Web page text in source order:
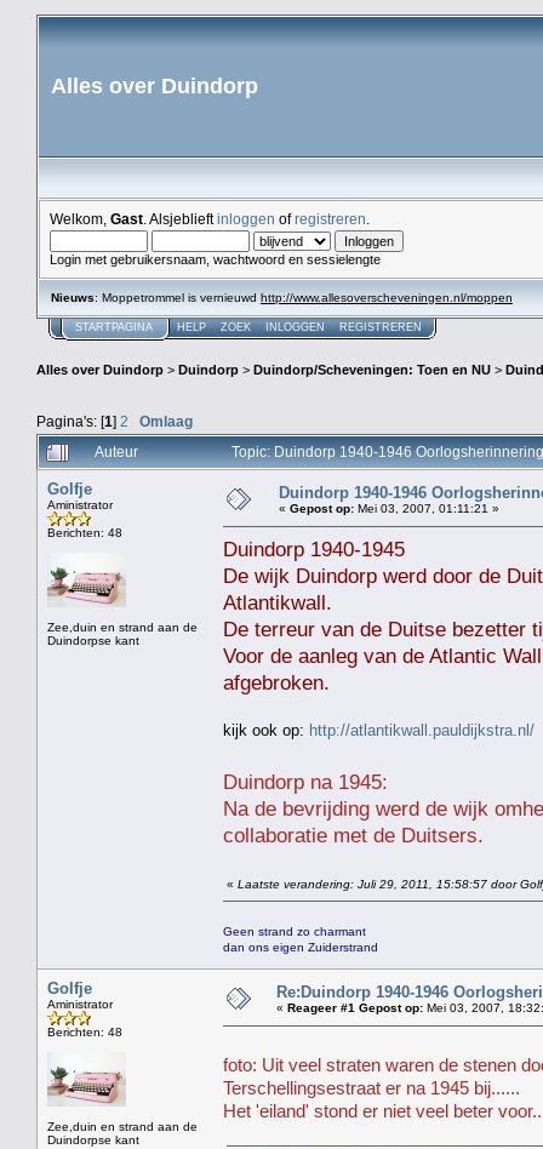
Alles over Duindorp
Welkom, Gast . Alsjeblieftinloggen ofregistreren
Login met gebruikersnaam, wachtwoord en sessielengte
Nieuws: Moppetrommel is vernieuwd http://www.allesoverscheveningen.nl/moppen
STARTPAGINA HELP ZOEK INLOGGEN REGISTREREN
Alles over Duindorp > Duindorp > Duindorp/Scheveningen: Toen en NU >
Pagina's: [1] 2
Omlaag
Auteur
Topic: Duindorp 1940-1946
Golfje
Aministrator
Berichten: 48
Zee,duin en strand aan de
Duindorpse kant
Duindorp 1940-1946
« Gepost op: Mei 03, 2007, 01:11:21 »
Duindorp 1940-1945
De wijk Duindorp werd door de
Atlantikwall.
De terreur van de Duitse bezetter
Voor de aanleg van de Atlantic
afgebroken.
kijk ook op: http://atlantikwall.pauldijkstra.nl/
Duindorp na 1945:
Na de bevrijding werd de wijk
collaboratie met de Duitsers.
« Laatste verandering: Juli 29, 2011, 15:58:57 door
Geen strand zo charmant
dan ons eigen Zuiderstrand
Golfje
Aministrator
Berichten: 48
Zee,duin en strand aan de
Duindorpse kant
Re:Duindorp 1940-1946
« Reageer #1 Gepost op: Mei 03, 2007,
foto: Uit veel straten waren de stenen
Terschellingsestraat er na 1945 bij......
Het 'eiland' stond er niet veel beter